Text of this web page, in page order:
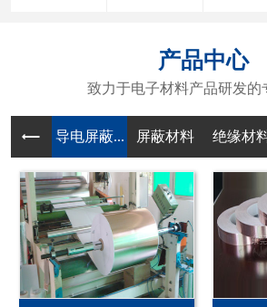
产品中心
致力于电子材料产品研发的
导电屏蔽... 屏蔽材料 绝缘材